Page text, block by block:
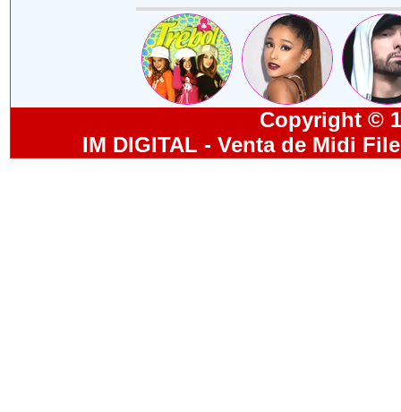
Copyright ©
IM DIGITAL - Venta de Midi